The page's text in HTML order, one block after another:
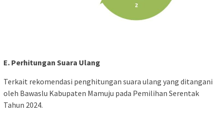
E. Perhitungan Suara Ulang
Terkait rekomendasi penghitungan suara ulang yang ditangani
oleh Bawaslu Kabupaten Mamuju pada Pemilihan Serentak
Tahun 2024.